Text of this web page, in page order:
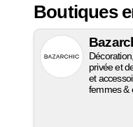
Boutiques
privée et
et
femmes &